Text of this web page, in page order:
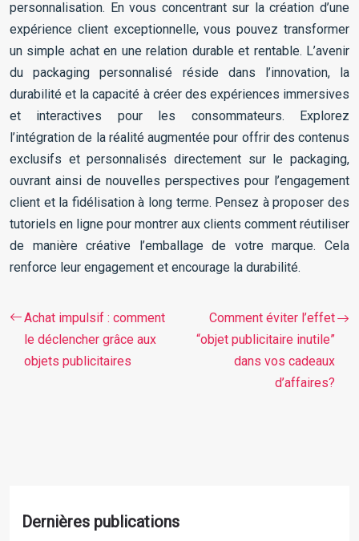
personnalisation. En vous concentrant sur la création d’une
expérience client exceptionnelle, vous pouvez transformer
un simple achat en une relation durable et rentable. L’avenir
du packaging personnalisé réside dans l’innovation, la
durabilité et la capacité à créer des expériences immersives
et interactives pour les consommateurs. Explorez
l’intégration de la réalité augmentée pour offrir des contenus
exclusifs et personnalisés directement sur le packaging,
ouvrant ainsi de nouvelles perspectives pour l’engagement
client et la fidélisation à long terme. Pensez à proposer des
tutoriels en ligne pour montrer aux clients comment réutiliser
de manière créative l’emballage de votre marque. Cela
renforce leur engagement et encourage la durabilité.
Achat impulsif : comment
le déclencher grâce aux
objets publicitaires
Comment éviter l’effet
“objet publicitaire inutile”
dans vos cadeaux
d’affaires?
Dernières publications